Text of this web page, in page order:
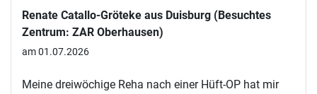
Renate Catallo-Gröteke aus Duisburg (Besuchtes
Zentrum: ZAR Oberhausen)
am 01.07.2026
Meine dreiwöchige Reha nach einer Hüft-OP hat mir